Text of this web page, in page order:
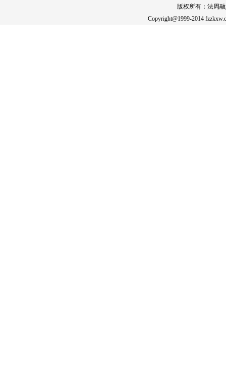
版权所有：法周
Copyright@1999-2014